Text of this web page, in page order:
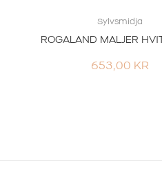
Sylvsmidja
ROGALAND MALJER
653,00 KR